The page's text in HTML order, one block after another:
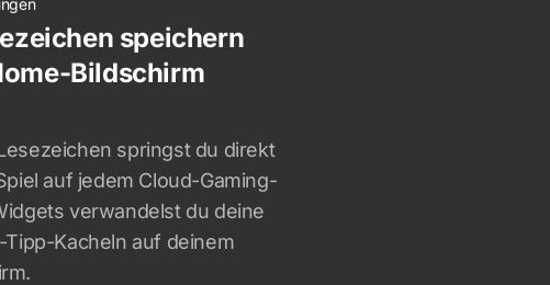
speichern
Bildschirm
springst du direkt
auf jedem Cloud-Gaming-
verwandelst du deine
Tipp-Kacheln auf deinem